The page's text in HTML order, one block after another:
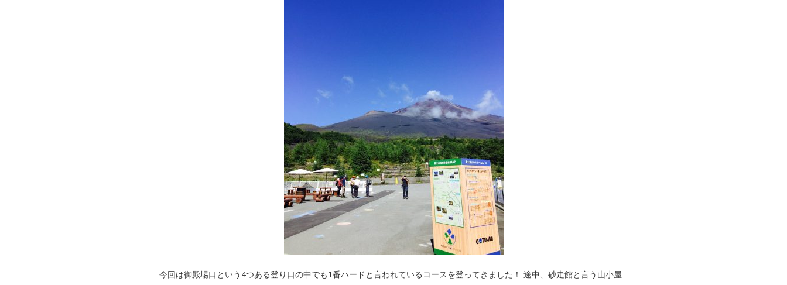
今回は御殿場口という4つある登り口の中でも1番ハードと言われているコースを登ってきました！ 途中、砂走館と言う山小屋